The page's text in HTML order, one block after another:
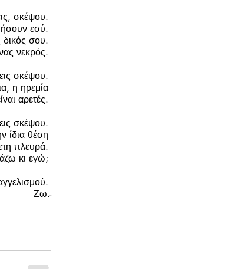
σκέψου.
εσύ.
σου.
νεκρός.
σκέψου.
η ηρεμία
αρετές.
σκέψου.
ίδια θέση
πλευρά.
κι εγώ;
Ζω.-